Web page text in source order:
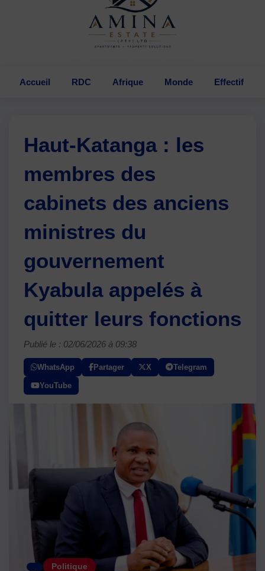
Accueil RDC Afrique Monde Effectif
Haut-Katanga : les
membres des
cabinets des anciens
ministres du
gouvernement
Kyabula appelés à
quitter leurs fonctions
Publié le : 02/06/2026 à 09:38
WhatsApp Partager X Telegram
YouTube
Politique